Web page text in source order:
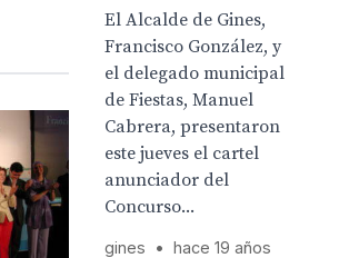
El Alcalde de Gines,
Francisco González, y
el delegado municipal
de Fiestas, Manuel
Cabrera, presentaron
este jueves el cartel
anunciador del
Concurso...
gines • hace 19 años